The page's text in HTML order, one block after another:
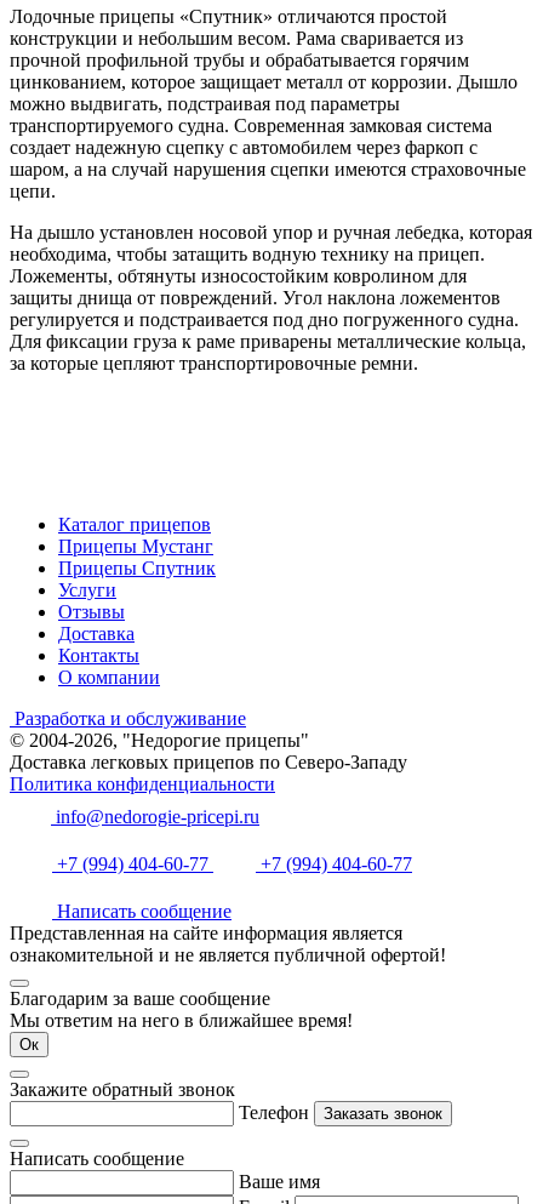
Лодочные прицепы «Спутник» отличаются простой
конструкции и небольшим весом. Рама сваривается из
прочной профильной трубы и обрабатывается горячим
цинкованием, которое защищает металл от коррозии. Дышло
можно выдвигать, подстраивая под параметры
транспортируемого судна. Современная замковая система
создает надежную сцепку с автомобилем через фаркоп с
шаром, а на случай нарушения сцепки имеются страховочные
цепи.
На дышло установлен носовой упор и ручная лебедка, которая
необходима, чтобы затащить водную технику на прицеп.
Ложементы, обтянуты износостойким ковролином для
защиты днища от повреждений. Угол наклона ложементов
регулируется и подстраивается под дно погруженного судна.
Для фиксации груза к раме приварены металлические кольца,
за которые цепляют транспортировочные ремни.
Каталог прицепов
Прицепы Мустанг
Прицепы Спутник
Услуги
Отзывы
Доставка
Контакты
О компании
Разработка и обслуживание
© 2004-2026, "Недорогие прицепы"
Доставка легковых прицепов по Северо-Западу
Политика конфиденциальности
info@nedorogie-pricepi.ru
+7 (994) 404-60-77 +7 (994) 404-60-77
Написать сообщение
Представленная на сайте информация является
ознакомительной и не является публичной офертой!
Благодарим за ваше сообщение
Мы ответим на него в ближайшее время!
Ок
Закажите обратный звонок
Телефон
Заказать звонок
Написать сообщение
Ваше имя